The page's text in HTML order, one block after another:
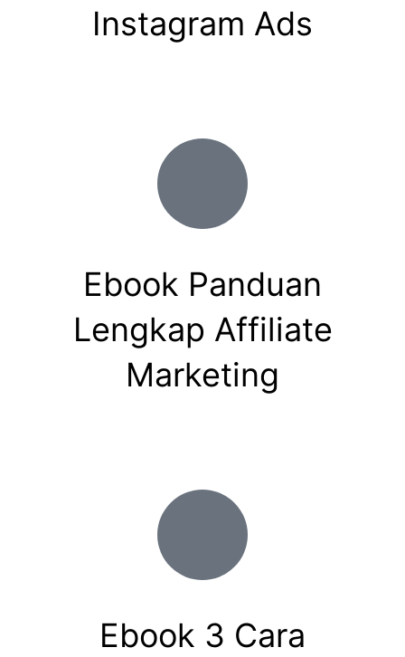
Instagram Ads
Ebook Panduan
Lengkap Affiliate
Marketing
Ebook 3 Cara